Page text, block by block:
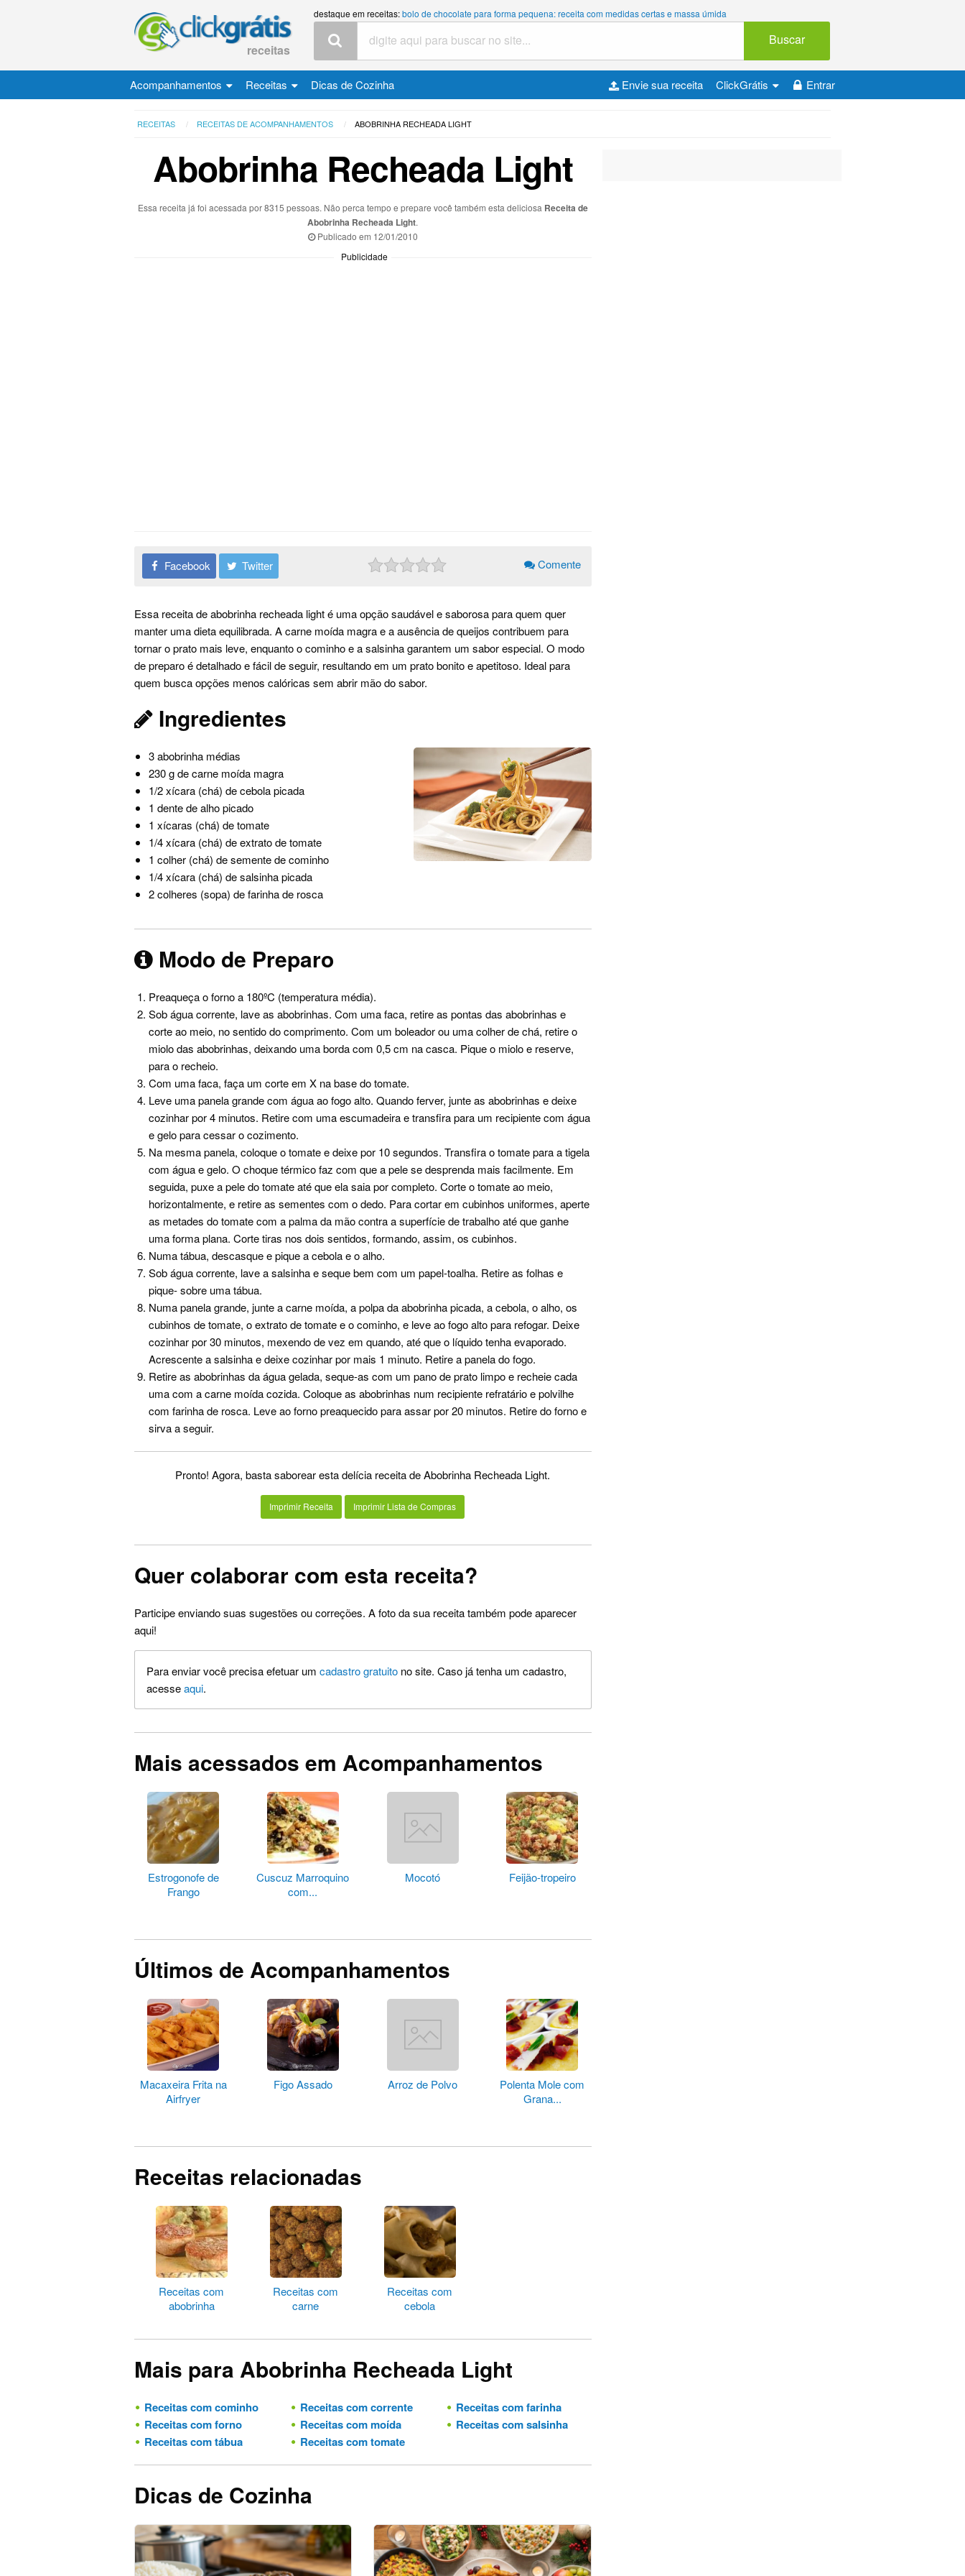
receitas
destaque em receitas:bolo de chocolate para forma pequena: receita com medidas certas e massa úmida
Buscar
Acompanhamentos Receitas Dicas de Cozinha Entrar
ClickGrátis
Envie sua receita
RECEITAS RECEITAS DE ACOMPANHAMENTOS ABOBRINHA RECHEADA LIGHT
Abobrinha Recheada Light
Essa receita já foi acessada por 8315 pessoas. Não perca tempo e prepare você também esta deliciosa Receita de
Abobrinha Recheada Light.
Publicado em 12/01/2010
Publicidade
Facebook Twitter Comente
Essa receita de abobrinha recheada light é uma opção saudável e saborosa para quem quer
manter uma dieta equilibrada. A carne moída magra e a ausência de queijos contribuem para
tornar o prato mais leve, enquanto o cominho e a salsinha garantem um sabor especial. O modo
de preparo é detalhado e fácil de seguir, resultando em um prato bonito e apetitoso. Ideal para
quem busca opções menos calóricas sem abrir mão do sabor.
Ingredientes
3 abobrinha médias
230 g de carne moída magra
1/2 xícara (chá) de cebola picada
1 dente de alho picado
1 xícaras (chá) de tomate
1/4 xícara (chá) de extrato de tomate
1 colher (chá) de semente de cominho
1/4 xícara (chá) de salsinha picada
2 colheres (sopa) de farinha de rosca
Modo de Preparo
Preaqueça o forno a 180ºC (temperatura média).
Sob água corrente, lave as abobrinhas. Com uma faca, retire as pontas das abobrinhas e
corte ao meio, no sentido do comprimento. Com um boleador ou uma colher de chá, retire o
miolo das abobrinhas, deixando uma borda com 0,5 cm na casca. Pique o miolo e reserve,
para o recheio.
Com uma faca, faça um corte em X na base do tomate.
Leve uma panela grande com água ao fogo alto. Quando ferver, junte as abobrinhas e deixe
cozinhar por 4 minutos. Retire com uma escumadeira e transfira para um recipiente com água
e gelo para cessar o cozimento.
Na mesma panela, coloque o tomate e deixe por 10 segundos. Transfira o tomate para a tigela
com água e gelo. O choque térmico faz com que a pele se desprenda mais facilmente. Em
seguida, puxe a pele do tomate até que ela saia por completo. Corte o tomate ao meio,
horizontalmente, e retire as sementes com o dedo. Para cortar em cubinhos uniformes, aperte
as metades do tomate com a palma da mão contra a superfície de trabalho até que ganhe
uma forma plana. Corte tiras nos dois sentidos, formando, assim, os cubinhos.
Numa tábua, descasque e pique a cebola e o alho.
Sob água corrente, lave a salsinha e seque bem com um papel-toalha. Retire as folhas e
pique- sobre uma tábua.
Numa panela grande, junte a carne moída, a polpa da abobrinha picada, a cebola, o alho, os
cubinhos de tomate, o extrato de tomate e o cominho, e leve ao fogo alto para refogar. Deixe
cozinhar por 30 minutos, mexendo de vez em quando, até que o líquido tenha evaporado.
Acrescente a salsinha e deixe cozinhar por mais 1 minuto. Retire a panela do fogo.
Retire as abobrinhas da água gelada, seque-as com um pano de prato limpo e recheie cada
uma com a carne moída cozida. Coloque as abobrinhas num recipiente refratário e polvilhe
com farinha de rosca. Leve ao forno preaquecido para assar por 20 minutos. Retire do forno e
sirva a seguir.
Pronto! Agora, basta saborear esta delícia receita de Abobrinha Recheada Light.
Imprimir Receita Imprimir Lista de Compras
Quer colaborar com esta receita?
Participe enviando suas sugestões ou correções. A foto da sua receita também pode aparecer
aqui!
Para enviar você precisa efetuar um cadastro gratuito no site. Caso já tenha um cadastro,
acesseaqui.
Mais acessados em Acompanhamentos
Estrogonofe de
Frango
Cuscuz Marroquino
com...
Mocotó Feijão-tropeiro
Últimos de Acompanhamentos
Macaxeira Frita na
Airfryer
Figo Assado Arroz de Polvo
Polenta Mole com
Grana...
Receitas relacionadas
Receitas com
abobrinha
Receitas com
carne
Receitas com
cebola
Mais para Abobrinha Recheada Light
Receitas com cominho Receitas com corrente
Receitas com farinha
Receitas com forno
Receitas com moída
Receitas com salsinha
Receitas com tábua
Receitas com tomate
Dicas de Cozinha